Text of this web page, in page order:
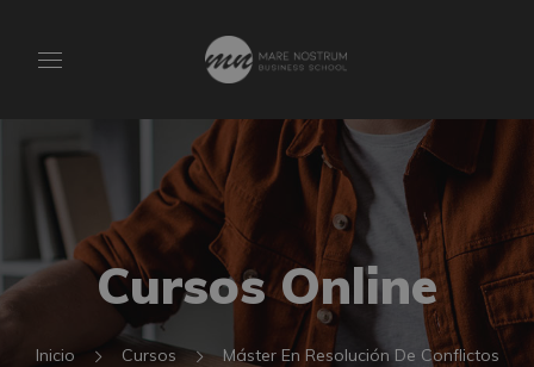
Cursos Online
Inicio Cursos
Máster En Resolución De Conflictos